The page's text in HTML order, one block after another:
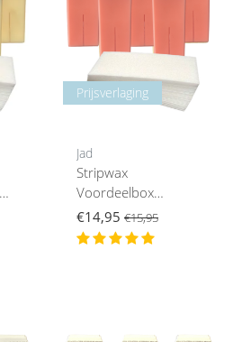
Prijsverlaging
Jad
Stripwax
Voordeelbox
Titanium
€14,95 €15,95